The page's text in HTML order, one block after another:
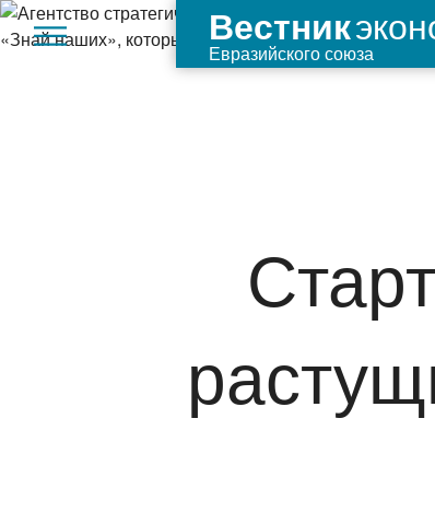
Вестник
Евразийского союза